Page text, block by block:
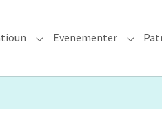
for "Solidaritéit"
Submenu for
Evenementer